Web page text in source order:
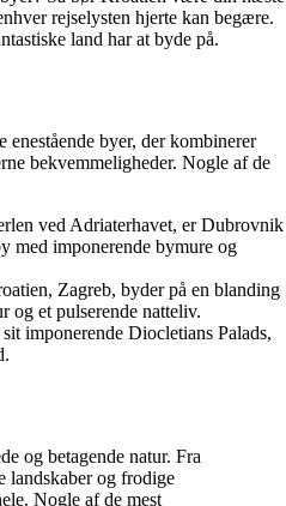
rejselysten hjerte kan begære.
land har at byde på.
byer, der kombinerer
bekvemmeligheder. Nogle af de
ved Adriaterhavet, er Dubrovnik
med imponerende bymure og
Zagreb, byder på en blanding
og et pulserende natteliv.
imponerende Diocletians Palads,
og betagende natur. Fra
landskaber og frodige
Nogle af de mest